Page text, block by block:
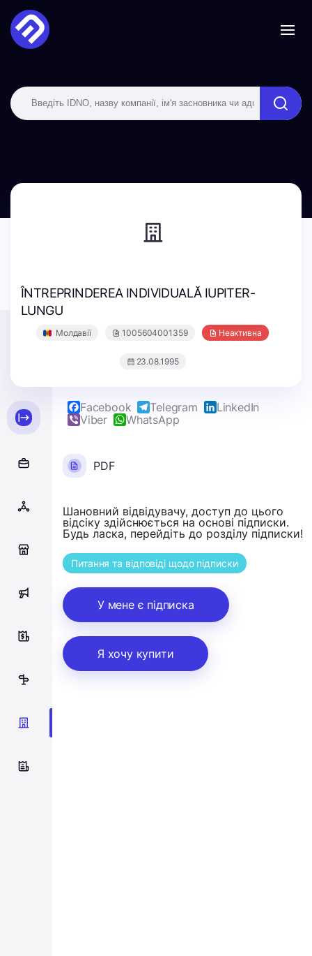
ÎNTREPRINDEREA INDIVIDUALĂ IUPITER-
LUNGU
Молдавії 1005604001359 Неактивна
23.08.1995
0
Facebook Telegram
LinkedIn
Viber
WhatsApp
PDF
Шановний відвідувачу, доступ до цього
відсіку здійснюється на основі підписки.
Будь ласка, перейдіть до розділу підписки!
Питання та відповіді щодо підписки
У мене є підписка
Я хочу купити